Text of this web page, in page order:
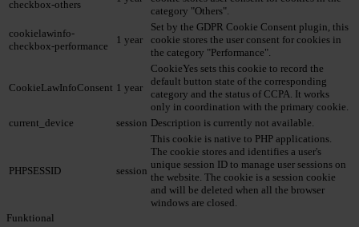
checkbox-others
category "Others".
cookielawinfo-
checkbox-performance
1 year
Set by the GDPR Cookie Consent plugin, this
cookie stores the user consent for cookies in
the category "Performance".
CookieLawInfoConsent 1 year
CookieYes sets this cookie to record the
default button state of the corresponding
category and the status of CCPA. It works
only in coordination with the primary cookie.
current_device
session Description is currently not available.
PHPSESSID session
This cookie is native to PHP applications.
The cookie stores and identifies a user's
unique session ID to manage user sessions on
the website. The cookie is a session cookie
and will be deleted when all the browser
windows are closed.
Funktional